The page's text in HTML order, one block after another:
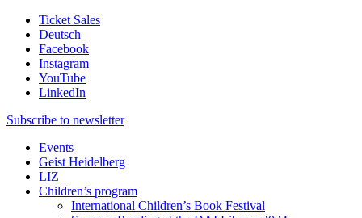
Ticket Sales
Deutsch
Facebook
Instagram
YouTube
LinkedIn
Subscribe to newsletter
Events
Geist Heidelberg
LIZ
Children’s program
International Children’s Book Festival